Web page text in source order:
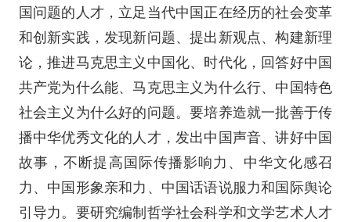
国问题的人才，立足当代中国正在经历的社会变革
和创新实践，发现新问题、提出新观点、构建新理
论，推进马克思主义中国化、时代化，回答好中国
共产党为什么能、马克思主义为什么行、中国特色
社会主义为什么好的问题。要培养造就一批善于传
播中华优秀文化的人才，发出中国声音、讲好中国
故事，不断提高国际传播影响力、中华文化感召
力、中国形象亲和力、中国话语说服力和国际舆论
引导力。要研究编制哲学社会科学和文学艺术人才